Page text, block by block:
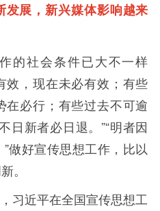
发展，新兴媒体影响越来
的社会条件已大不一样
效，现在未必有效；有些
在必行；有些过去不可逾
日新者必日退。”“明者因
做好宣传思想工作，比以
。
习近平在全国宣传思想工